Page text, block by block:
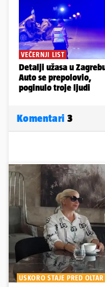
Komentari 3
USKORO STAJE PRED OLTAR